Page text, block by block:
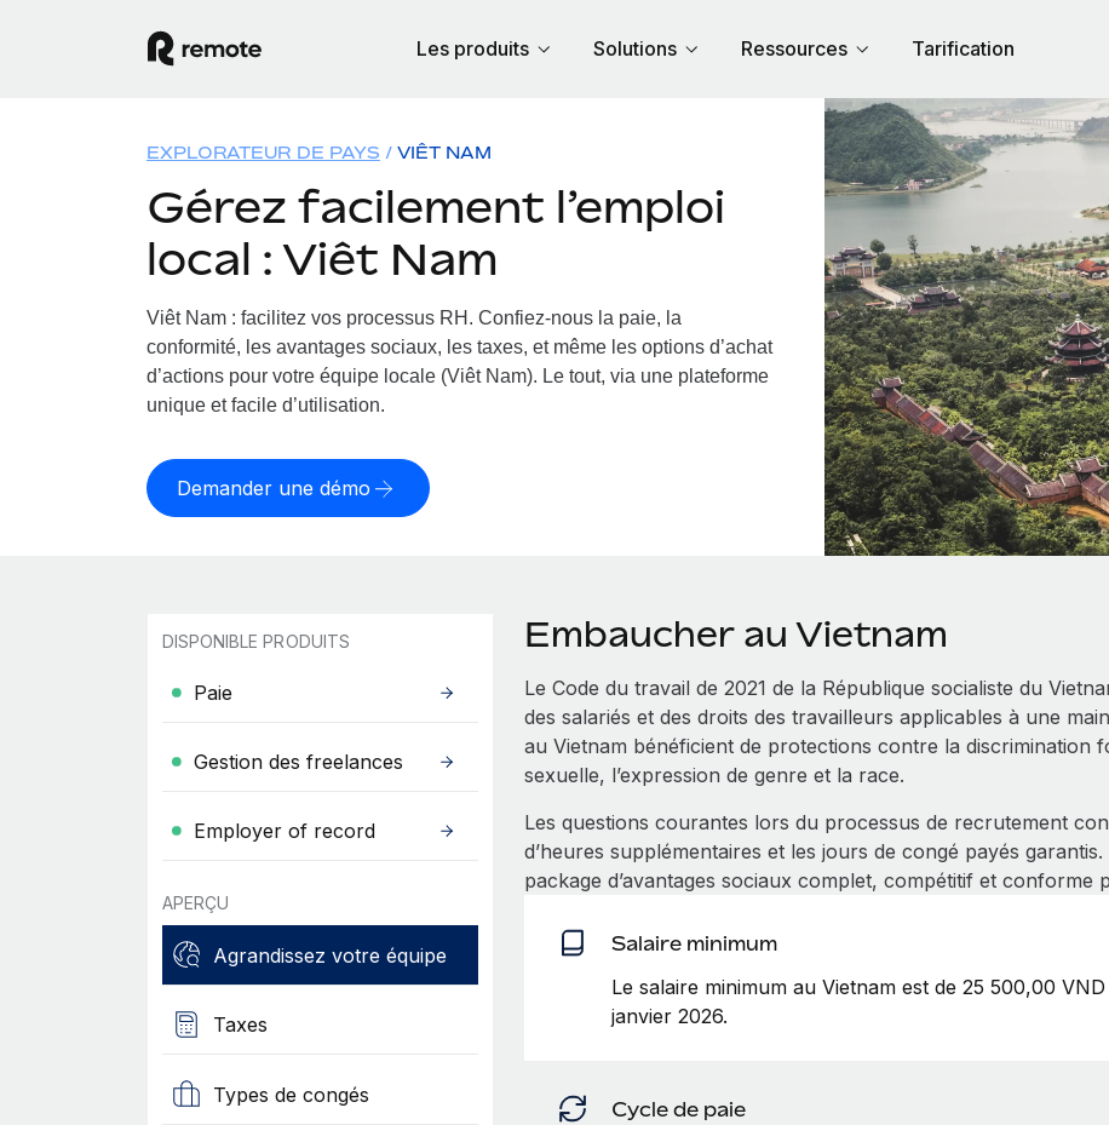
Les produits Solutions Ressources Tarification
EXPLORATEUR DE PAYS VIÊT NAM
Gérez facilement l’emploi
local : Viêt Nam
Viêt Nam : facilitez vos processus RH. Confiez-nous la paie, la
conformité, les avantages sociaux, les taxes, et même les options d’achat
d’actions pour votre équipe locale (Viêt Nam). Le tout, via une plateforme
unique et facile d’utilisation.
Demander une démo
DISPONIBLE PRODUITS
Paie
Gestion des freelances
Employer of record
APERÇU
Agrandissez votre équipe
Taxes
Types de congés
Embaucher au Vietnam
Le Code du travail de 2021 de la République socialiste du
des salariés et des droits des travailleurs applicables à une
au Vietnam bénéficient de protections contre la discrimination
sexuelle, l’expression de genre et la race.
Les questions courantes lors du processus de recrutement
d’heures supplémentaires et les jours de congé payés
package d’avantages sociaux complet, compétitif et conforme
Salaire minimum
Le salaire minimum au Vietnam est de 25 500,00
janvier 2026.
Cycle de paie